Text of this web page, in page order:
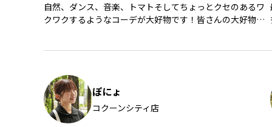
自然、ダンス、音楽、トマトそしてちょっとクセのあるワ
クワクするようなコーデが大好物です！皆さんの大好物教
ぽにょ
コクーンシティ店